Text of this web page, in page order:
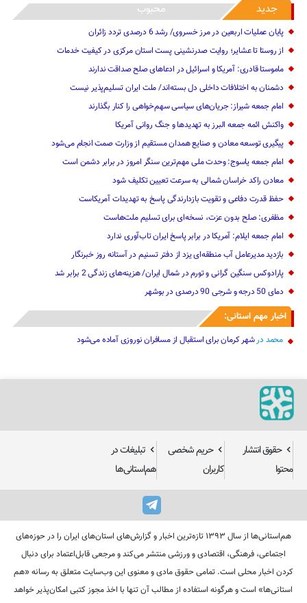
جدید محبوب
پایان عملیات اربعین در مرز خسروی/ رشد 6 درصدی تردد زائران
از روستا تا عشایر؛ روایت صدرنشینی پست استان مرکزی در کیفیت خدمات
ماموستا قادری: آمریکا و اسرائیل در ادعاهای صلح صداقت ندارند
دشمنان به اختلافات داخلی دل بسته‌اند/ ملت ایران تسلیم‌پذیر نیست
امام جمعه شیراز: جریان‌های سیاسی سهم‌خواهی را کنار بگذارند
واکنش ائمه جمعه البرز به تهدیدها و جنگ روانی آمریکا
پیگیری توسعه معادن و صنایع همدان مستقیم از وزارت صمت انجام می‌شود
امام جمعه یاسوج: وحدت ملی مهم‌ترین سنگر امروز در برابر دشمن است
معادن راکد خراسان شمالی به سرعت تعیین تکلیف شود
حفظ قدرت دفاعی و تقویت بازدارندگی پاسخ به تهدیدات آمریکاست
مظفری: صلح بدون عزت، نسخه‌ای برای تسلیم ملت‌هاست
امام جمعه ایلام: آمریکا در برابر پاسخ ایران تاب‌آوری ندارد
‌بازدید مدیرعامل آب منطقه‌ای یزد از دفتر تسنیم در آستانه روز خبرنگار
پارادوکس سنگین گرانی و تورم در شمال ایران/ هزینه‌های زندگی 2 برابر ‌شد
دمای 50 درجه و شرجی 90 درصدی در بوشهر
اخبار مهم استانی:
محمد درشهر کرمان برای استقبال از مسافران نوروزی آماده می‌شود
حقوق انتشار
محتوا
حریم شخصی
کاربران
تبلیغات در
هم‌استانی‌ها
هم‌استانی‌ها از سال ۱۳۹۳ تازه‌ترین اخبار و گزارش‌های استان‌های ایران را در حوزه‌های
اجتماعی، فرهنگی، اقتصادی و ورزشی منتشر می‌کند و مرجعی قابل‌اعتماد برای دنبال
کردن اخبار محلی است. تمامی حقوق مادی و معنوی این وب‌سایت متعلق به رسانه «هم
استانی‌ها» است و هرگونه استفاده از مطالب آن تنها با اخذ مجوز کتبی امکان‌پذیر خواهد